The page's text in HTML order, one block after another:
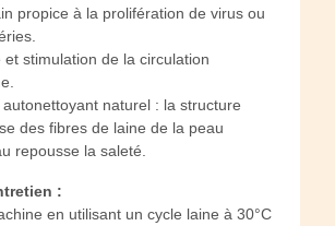
propice à la prolifération de virus ou
et stimulation de la circulation
autonettoyant naturel : la structure
des fibres de laine de la peau
repousse la saleté.
:
en utilisant un cycle laine à 30°C